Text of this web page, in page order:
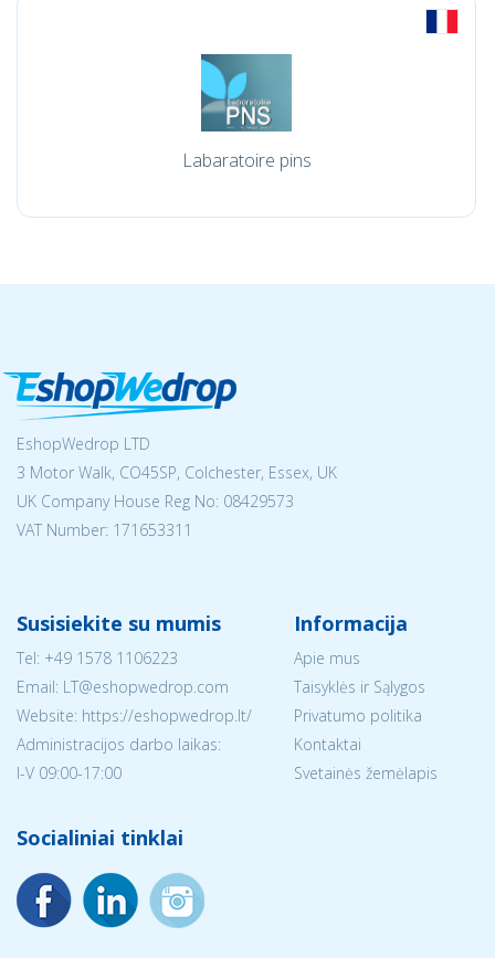
Labaratoire pins
EshopWedrop LTD
3 Motor Walk, CO45SP, Colchester, Essex, UK
UK Company House Reg No: 08429573
VAT Number: 171653311
Susisiekite su mumis
Tel: +49 1578 1106223
Email: LT@eshopwedrop.com
Website: https://eshopwedrop.lt/
Administracijos darbo laikas:
I-V 09:00-17:00
Informacija
Apie mus
Taisyklės ir Sąlygos
Privatumo politika
Kontaktai
Svetainės žemėlapis
Socialiniai tinklai